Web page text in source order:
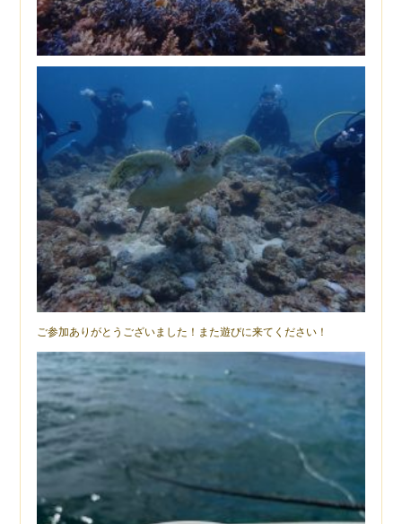
ご参加ありがとうございました！また遊びに来てください！